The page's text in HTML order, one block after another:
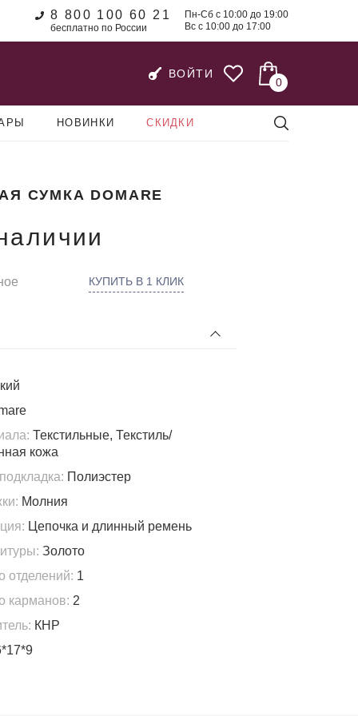
8 800 100 60 21
бесплатно по России
Пн-Сб с 10:00 до 19:00
Вс с 10:00 до 17:00
ВОЙТИ
0
НОВИНКИ СКИДКИ
СУМКА DOMARE
КУПИТЬ В 1 КЛИК
Текстильные, Текстиль/
кожа
Полиэстер
Молния
Цепочка и длинный ремень
Золото
отделений: 1
карманов: 2
КНР